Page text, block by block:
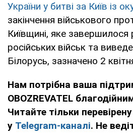
України у битві за Київ із
закінчення військового
Київщині, яке
російських військ та
Білорусь, зазначено 2
Нам потрібна ваша
OBOZREVATEL
Читайте тільки
у Telegram-каналі. Не